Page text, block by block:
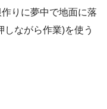
りに夢中で地面に落
しながら作業)を使う